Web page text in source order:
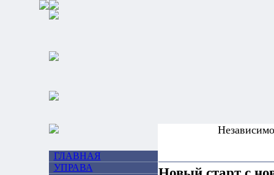
ГЛАВНАЯ
УПРАВА